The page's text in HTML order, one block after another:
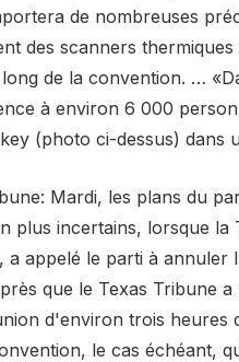
de nombreuses
des scanners
de la convention. …
à environ 6 000
(photo ci-dessus) dans
Mardi, les plans du
plus incertains, lorsque la
a appelé le parti à
que le Texas Tribune
d'environ trois heures
le cas échéant,